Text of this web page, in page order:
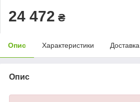
24 472 ₴
Опис Характеристики Доставка
Опис